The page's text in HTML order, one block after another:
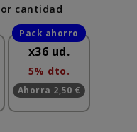
cantidad
x36 ud.
5% dto.
Ahorra 2,50 €